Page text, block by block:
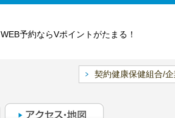
WEB予約ならVポイントがたまる！
契約健康保健組合/